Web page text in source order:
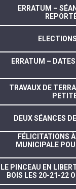
ERRATUM –
ERRATUM –
TRAVAUX DE
DEUX SÉANCES
FÉLICITATIONS
MUNICIPALE
LE PINCEAU EN
BOIS LES 20-21-22